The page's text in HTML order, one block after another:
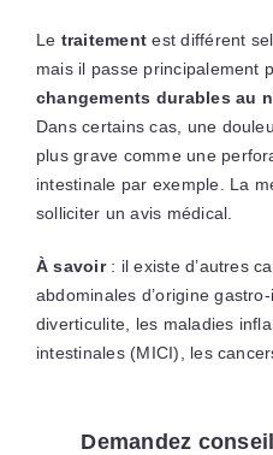
Le traitement est différent
mais il passe principalement
changements durables au
Dans certains cas, une
plus grave comme une
intestinale par exemple. La
solliciter un avis médical.
À savoir: il existe d’autres
abdominales d’origine
diverticulite, les maladies
intestinales (MICI), les
Demandez